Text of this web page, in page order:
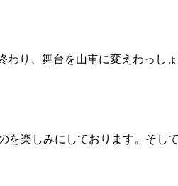
り、舞台を山車に変えわっし
を楽しみにしております。そし